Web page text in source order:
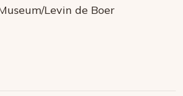
Levin de Boer